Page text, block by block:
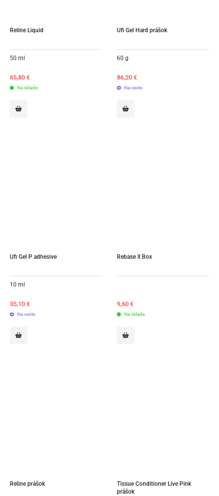
Reline Liquid
50 ml
65,80 €
Na sklade
Ufi Gel Hard prášok
60 g
86,20 €
Na ceste
Ufi Gel P adhesive
10 ml
35,10 €
Na ceste
Rebase II Box
9,60 €
Na sklade
Reline prášok
Tissue Conditioner Live Pink
prášok